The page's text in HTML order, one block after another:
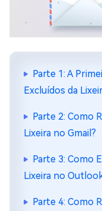
Parte 1: A
Excluídos da
Parte 2: Como
Lixeira no Gmail?
Parte 3: Como
Lixeira no
Parte 4: Como